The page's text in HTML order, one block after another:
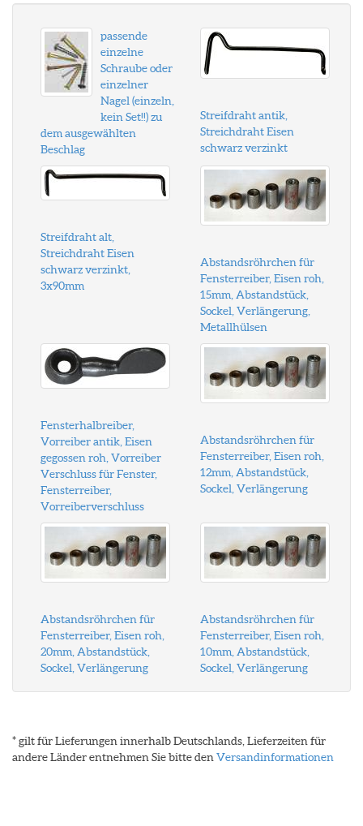
passende
einzelne
Schraube oder
einzelner
Nagel (einzeln,
kein Set!!) zu
dem ausgewählten
Beschlag
Streifdraht antik,
Streichdraht Eisen
schwarz verzinkt
Streifdraht alt,
Streichdraht Eisen
schwarz verzinkt,
3x90mm
Abstandsröhrchen für
Fensterreiber, Eisen roh,
15mm, Abstandstück,
Sockel, Verlängerung,
Metallhülsen
Fensterhalbreiber,
Vorreiber antik, Eisen
gegossen roh, Vorreiber
Verschluss für Fenster,
Fensterreiber,
Vorreiberverschluss
Abstandsröhrchen für
Fensterreiber, Eisen roh,
12mm, Abstandstück,
Sockel, Verlängerung
Abstandsröhrchen für
Fensterreiber, Eisen roh,
20mm, Abstandstück,
Sockel, Verlängerung
Abstandsröhrchen für
Fensterreiber, Eisen roh,
10mm, Abstandstück,
Sockel, Verlängerung
* gilt für Lieferungen innerhalb Deutschlands, Lieferzeiten für
andere Länder entnehmen Sie bitte den Versandinformationen